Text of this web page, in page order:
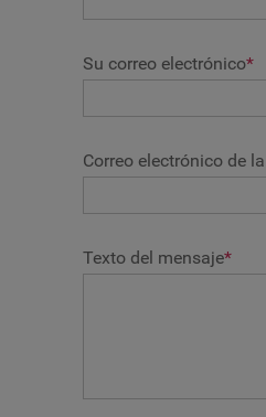
Su correo electrónico*
Correo electrónico de
Texto del mensaje*